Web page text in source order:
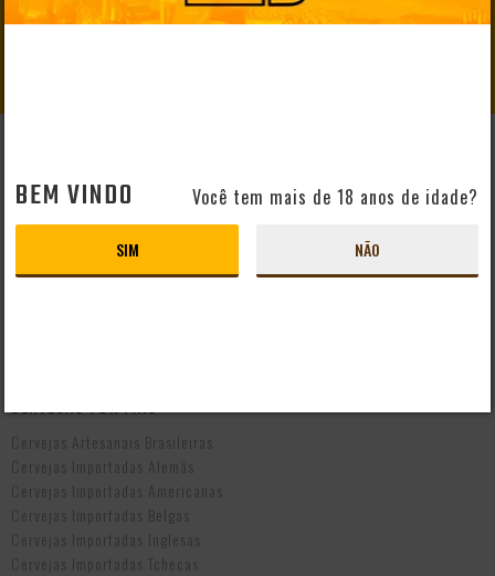
Perguntas Frequentes
Mapa do Site
Formas de Pagamento
Taxas de Entrega
CERVEJAS POR PAÍS
Cervejas Artesanais Brasileiras
Cervejas Importadas Alemãs
Cervejas Importadas Americanas
Cervejas Importadas Belgas
Cervejas Importadas Inglesas
Cervejas Importadas Tchecas
BEM VINDO Você tem mais de 18 anos de idade?
SIM NÃO